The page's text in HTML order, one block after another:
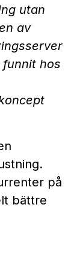
utan
av
hos
på
bättre